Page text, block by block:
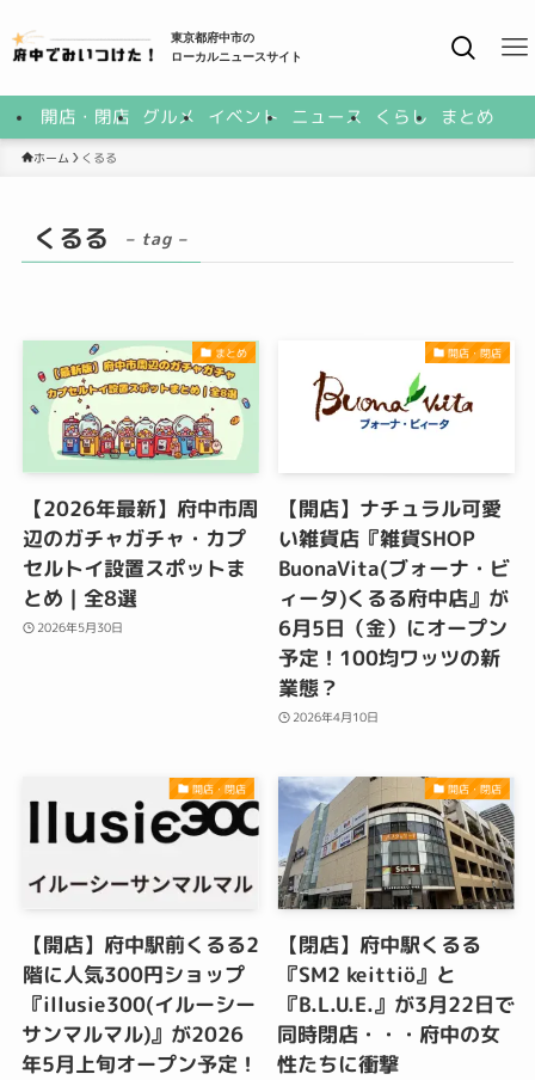
東京都府中市の
ローカルニュースサイト
開店・閉店 グルメ イベント ニュース くらし まとめ
ホーム くるる
くるる – tag –
まとめ
【2026年最新】府中市周
辺のガチャガチャ・カプ
セルトイ設置スポットま
とめ｜全8選
2026年5月30日
開店・閉店
【開店】ナチュラル可愛
い雑貨店『雑貨SHOP
BuonaVita(ブォーナ・ビ
ィータ)くるる府中店』が
6月5日（金）にオープン
予定！100均ワッツの新
業態？
2026年4月10日
開店・閉店
【開店】府中駅前くるる2
階に人気300円ショップ
『illusie300(イルーシー
サンマルマル)』が2026
年5月上旬オープン予定！
開店・閉店
【閉店】府中駅くるる
『SM2 keittiö』と
『B.L.U.E.』が3月22日で
同時閉店・・・府中の女
性たちに衝撃